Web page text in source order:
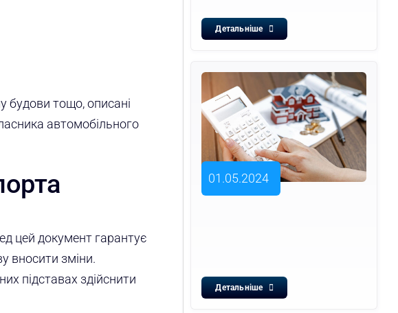
будови тощо, описані
автомобільного
цей документ гарантує
вносити зміни.
підставах здійснити
Детальніше
01.05.2024
Детальніше